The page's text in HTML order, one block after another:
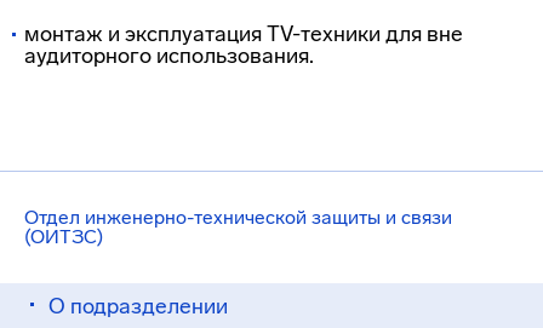
Отдел инженерно-технической защиты и связи
(ОИТЗС)
О подразделении
монтаж и эксплуатация TV-техники для вне
аудиторного использования.